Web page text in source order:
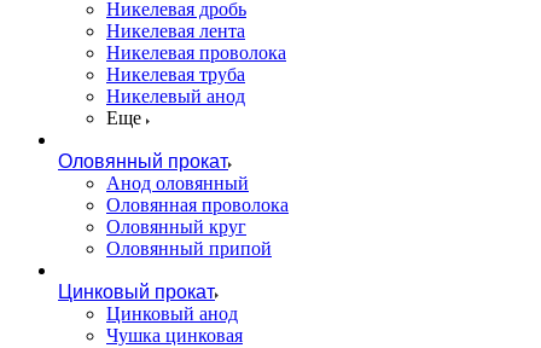
Никелевая дробь
Никелевая лента
Никелевая проволока
Никелевая труба
Никелевый анод
Еще
Оловянный прокат
Анод оловянный
Оловянная проволока
Оловянный круг
Оловянный припой
Цинковый прокат
Цинковый анод
Чушка цинковая